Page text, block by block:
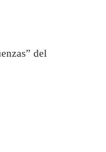
del